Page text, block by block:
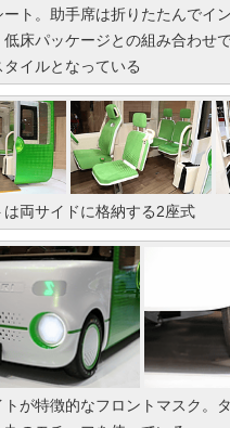
ート。助手席は折りたたんでイ
床パッケージとの組み合わせ
タイルとなっている
は両サイドに格納する2座式
トが特徴的なフロントマスク。